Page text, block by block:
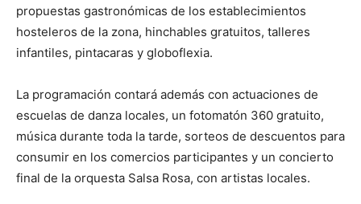
propuestas gastronómicas de los establecimientos
hosteleros de la zona, hinchables gratuitos, talleres
infantiles, pintacaras y globoflexia.
La programación contará además con actuaciones de
escuelas de danza locales, un fotomatón 360 gratuito,
música durante toda la tarde, sorteos de descuentos para
consumir en los comercios participantes y un concierto
final de la orquesta Salsa Rosa, con artistas locales.